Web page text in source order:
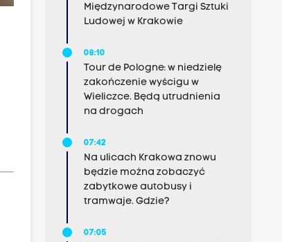
Międzynarodowe Targi Sztuki
Ludowej w Krakowie
08:10
Tour de Pologne: w niedzielę
zakończenie wyścigu w
Wieliczce. Będą utrudnienia
na drogach
07:42
Na ulicach Krakowa znowu
będzie można zobaczyć
zabytkowe autobusy i
tramwaje. Gdzie?
07:05